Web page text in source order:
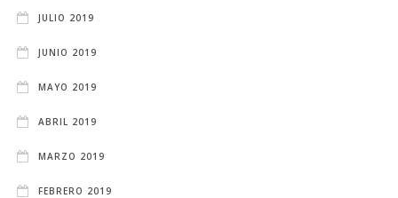
JULIO 2019
JUNIO 2019
MAYO 2019
ABRIL 2019
MARZO 2019
FEBRERO 2019